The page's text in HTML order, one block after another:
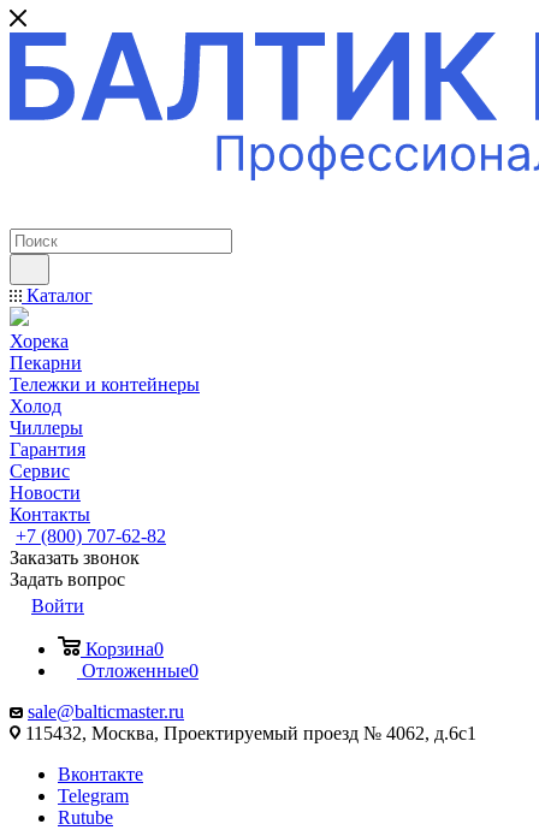
Каталог
Хорека
Пекарни
Тележки и контейнеры
Холод
Чиллеры
Гарантия
Сервис
Новости
Контакты
+7 (800) 707-62-82
Заказать звонок
Задать вопрос
Войти
Корзина0
Отложенные0
sale@balticmaster.ru
115432, Москва, Проектируемый проезд № 4062, д.6с1
Вконтакте
Telegram
Rutube